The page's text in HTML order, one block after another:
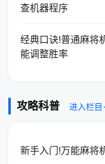
查机器程序
经典口诀!普通麻将
能调整胜率
攻略科普 进入栏
新手入门!万能麻将